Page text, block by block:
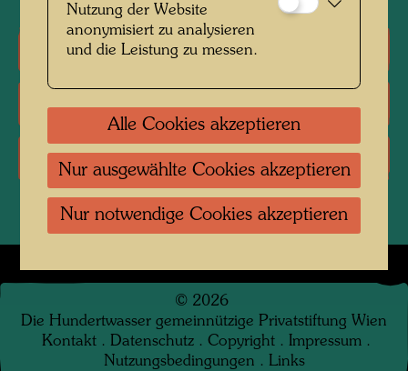
Einzelausstellungen
Literatur: Monographien
Literatur: Ausstellungskataloge
© 2026
Die Hundertwasser gemeinnützige Privatstiftung Wien
Kontakt . Datenschutz . Copyright . Impressum .
Nutzungsbedingungen . Links
Nutzung der Website
anonymisiert zu analysieren
und die Leistung zu messen.
Alle Cookies akzeptieren
Nur ausgewählte Cookies akzeptieren
Nur notwendige Cookies akzeptieren